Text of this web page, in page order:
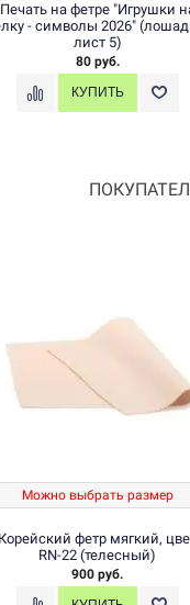
Печать на фетре "Игрушки
- символы 2026"
лист 5)
80 руб.
Можно выбрать размер
Корейский фетр мягкий,
RN-22 (телесный)
900 руб.